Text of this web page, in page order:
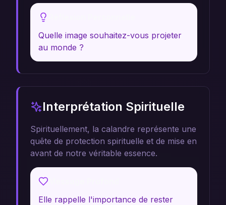
Quelle image souhaitez-vous projeter
au monde ?
Interprétation Spirituelle
Spirituellement, la calandre représente une
quête de protection spirituelle et de mise en
avant de notre véritable essence.
Elle rappelle l'importance de rester